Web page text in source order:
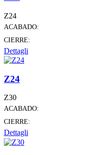
Z24
ACABADO:
CIERRE:
Dettagli
Z24
Z30
ACABADO:
CIERRE:
Dettagli